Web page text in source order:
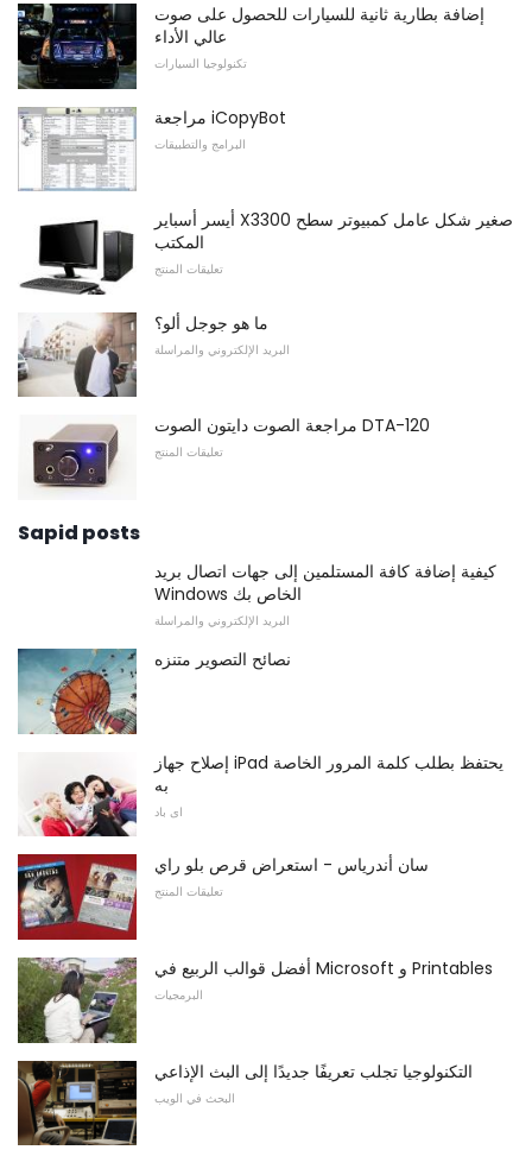
إضافة بطارية ثانية للسيارات للحصول على صوت
عالي الأداء
تكنولوجيا السيارات
مراجعة iCopyBot
البرامج والتطبيقات
أيسر أسباير X3300 صغير شكل عامل كمبيوتر سطح
المكتب
تعليقات المنتج
ما هو جوجل ألو؟
البريد الإلكتروني والمراسلة
مراجعة الصوت دايتون الصوت DTA-120
تعليقات المنتج
Sapid posts
كيفية إضافة كافة المستلمين إلى جهات اتصال بريد
Windows الخاص بك
البريد الإلكتروني والمراسلة
نصائح التصوير متنزه
إصلاح جهاز iPad يحتفظ بطلب كلمة المرور الخاصة
به
اى باد
سان أندرياس - استعراض قرص بلو راي
تعليقات المنتج
أفضل قوالب الربيع في Microsoft و Printables
البرمجيات
التكنولوجيا تجلب تعريفًا جديدًا إلى البث الإذاعي
البحث في الويب